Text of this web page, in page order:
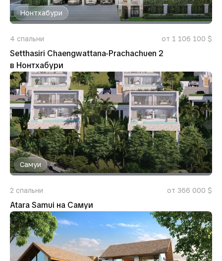
Нонтхабури
4 спальни от 1 106 100 $
Setthasiri Chaengwattana-Prachachuen 2
в Нонтхабури
Самуи
2 спальни от 366 000 $
Atara Samui на Самуи